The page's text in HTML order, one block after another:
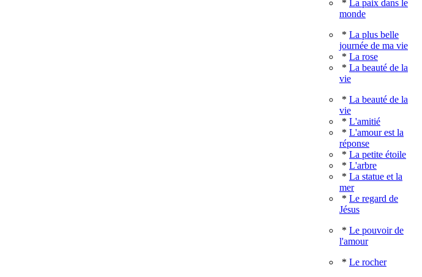
* La paix dans le
monde
* La plus belle
journée de ma vie
* La rose
* La beauté de la
vie
* La beauté de la
vie
* L'amitié
* L'amour est la
réponse
* La petite étoile
* L'arbre
* La statue et la
mer
* Le regard de
Jésus
* Le pouvoir de
l'amour
* Le rocher